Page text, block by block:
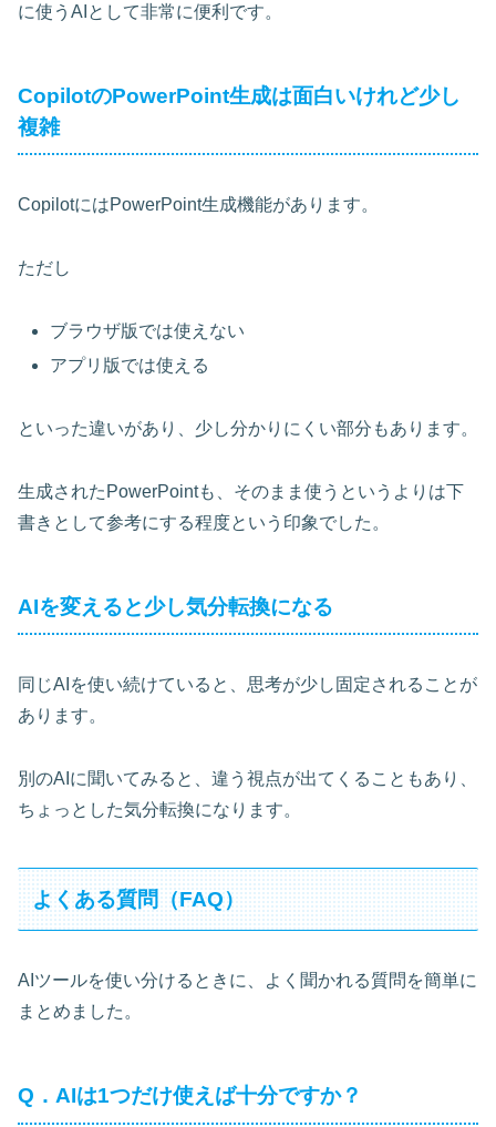
に使うAIとして非常に便利です。
CopilotのPowerPoint生成は面白いけれど少し
複雑
CopilotにはPowerPoint生成機能があります。
ただし
ブラウザ版では使えない
アプリ版では使える
といった違いがあり、少し分かりにくい部分もあります。
生成されたPowerPointも、そのまま使うというよりは下
書きとして参考にする程度という印象でした。
AIを変えると少し気分転換になる
同じAIを使い続けていると、思考が少し固定されることが
あります。
別のAIに聞いてみると、違う視点が出てくることもあり、
ちょっとした気分転換になります。
よくある質問（FAQ）
AIツールを使い分けるときに、よく聞かれる質問を簡単に
まとめました。
Q．AIは1つだけ使えば十分ですか？